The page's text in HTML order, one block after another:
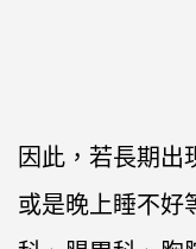
因此，若長期出
或是晚上睡不好